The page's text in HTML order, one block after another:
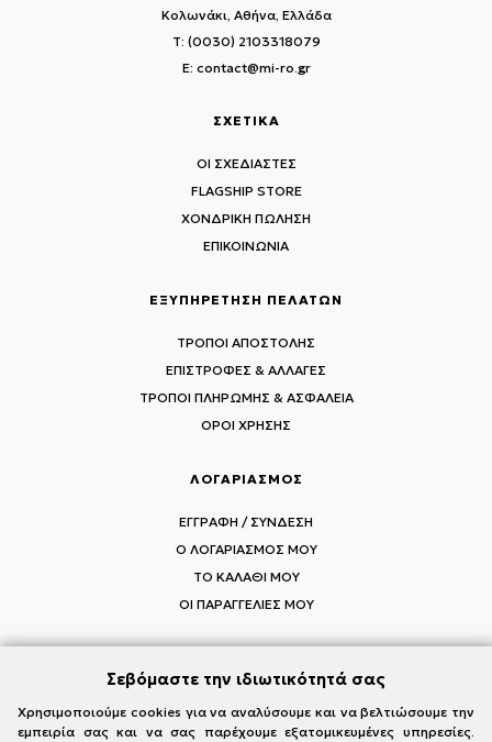
Κολωνάκι, Αθήνα, Ελλάδα
T: (0030) 2103318079
E: contact@mi-ro.gr
ΣΧΕΤΙΚΑ
ΟΙ ΣΧΕΔΙΑΣΤΕΣ
FLAGSHIP STORE
ΧΟΝΔΡΙΚΗ ΠΩΛΗΣΗ
ΕΠΙΚΟΙΝΩΝΙΑ
ΕΞΥΠΗΡΕΤΗΣΗ ΠΕΛΑΤΩΝ
ΤΡΟΠΟΙ ΑΠΟΣΤΟΛΗΣ
ΕΠΙΣΤΡΟΦΕΣ & ΑΛΛΑΓΕΣ
ΤΡΟΠΟΙ ΠΛΗΡΩΜΗΣ & ΑΣΦΑΛΕΙΑ
ΟΡΟΙ ΧΡΗΣΗΣ
ΛΟΓΑΡΙΑΣΜΟΣ
ΕΓΓΡΑΦΗ / ΣΥΝΔΕΣΗ
Ο ΛΟΓΑΡΙΑΣΜΟΣ ΜΟΥ
ΤΟ ΚΑΛΑΘΙ ΜΟΥ
ΟΙ ΠΑΡΑΓΓΕΛΙΕΣ ΜΟΥ
ΑΚΟΛΟΥΘΗΣΤΕ ΤΟΥΣ MI-RŌ
Visit InstagramVisit FacebookVisit Vimeo
Σεβόμαστε την ιδιωτικότητά σας
Χρησιμοποιούμε cookies για να αναλύσουμε και να βελτιώσουμε την
εμπειρία σας και να σας παρέχουμε εξατομικευμένες υπηρεσίες.